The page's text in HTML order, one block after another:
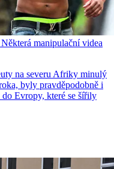
manipulační videa
na severu Afriky minulý
byly pravděpodobně i
Evropy, které se šířily